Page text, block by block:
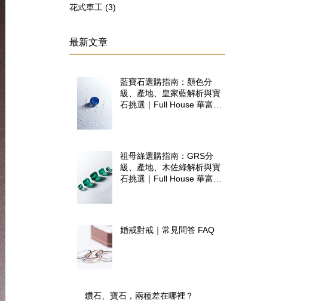
花式車工 (3)
最新文章
藍寶石選購指南：顏色分
級、產地、皇家藍解析與寶
石挑選｜Full House 華富爾
祖母綠選購指南：GRS分
級、產地、木佐綠解析與寶
石挑選｜Full House 華富爾
婚戒對戒｜常見問答 FAQ
鑽石、寶石，兩種差在哪裡？